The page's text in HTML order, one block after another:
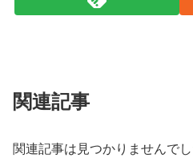
関連記事
関連記事は見つかりませんでし